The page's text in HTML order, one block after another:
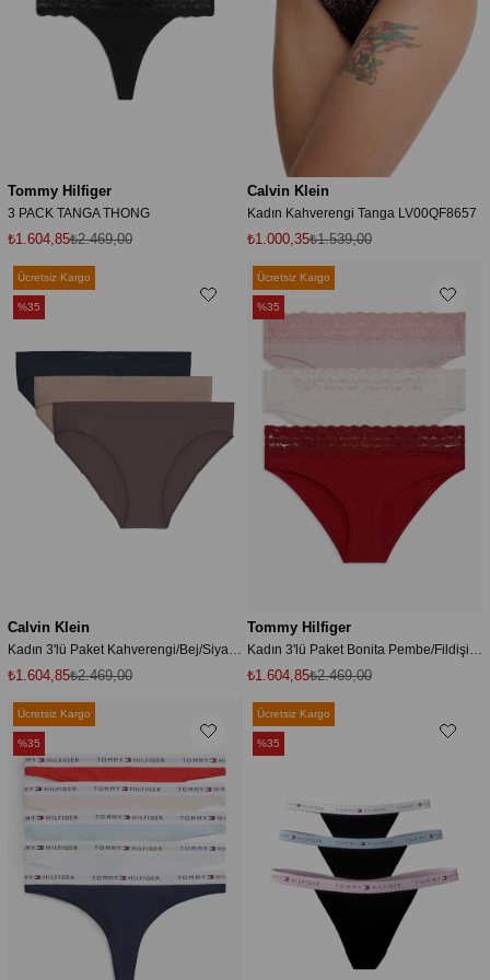
Tommy Hilfiger
3 PACK TANGA THONG
₺1.604,85₺2.469,00
Calvin Klein
Kadın Kahverengi Tanga LV00QF8657
₺1.000,35₺1.539,00
Calvin Klein
₺1.604,85₺2.469,00
Ücretsiz Kargo
%35
Tommy Hilfiger
₺1.604,85₺2.469,00
Ücretsiz Kargo
%35
Ücretsiz Kargo
%35
Ücretsiz Kargo
%35